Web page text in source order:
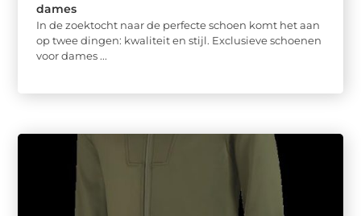
dames
In de zoektocht naar de perfecte schoen komt het aan
op twee dingen: kwaliteit en stijl. Exclusieve schoenen
voor dames ...